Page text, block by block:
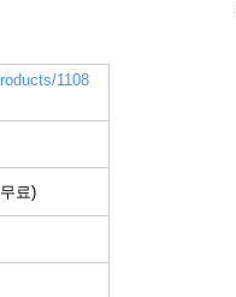
1108
료)